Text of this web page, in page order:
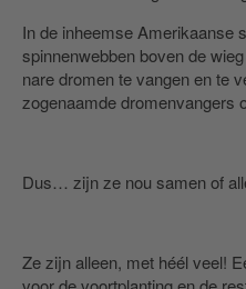
In de inheemse Amerikaanse
spinnenwebben boven de
nare dromen te vangen en te
zogenaamde dromenvangers
Dus… zijn ze nou samen of
Ze zijn alleen, met héél veel!